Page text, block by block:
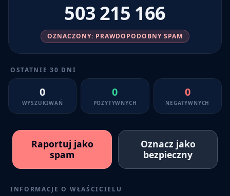
503 215 166
OZNACZONY: PRAWDOPODOBNY SPAM
OSTATNIE 30 DNI
0
WYSZUKIWAŃ
0
POZYTYWNYCH
0
NEGATYWNYCH
Raportuj jako
spam
Oznacz jako
bezpieczny
INFORMACJE O WŁAŚCICIELU